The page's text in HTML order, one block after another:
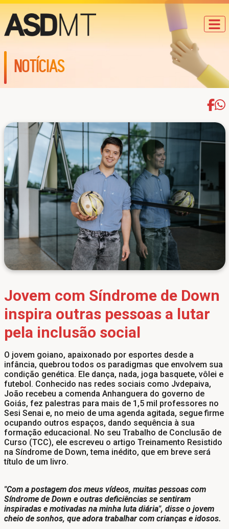
NOTÍCIAS
Jovem com Síndrome de Down
inspira outras pessoas a lutar
pela inclusão social
O jovem goiano, apaixonado por esportes desde a
infância, quebrou todos os paradigmas que envolvem sua
condição genética. Ele dança, nada, joga basquete, vôlei e
futebol. Conhecido nas redes sociais como Jvdepaiva,
João recebeu a comenda Anhanguera do governo de
Goiás, fez palestras para mais de 1,5 mil professores no
Sesi Senai e, no meio de uma agenda agitada, segue firme
ocupando outros espaços, dando sequência à sua
formação educacional. No seu Trabalho de Conclusão de
Curso (TCC), ele escreveu o artigo Treinamento Resistido
na Síndrome de Down, tema inédito, que em breve será
título de um livro.
"Com a postagem dos meus vídeos, muitas pessoas com
Síndrome de Down e outras deficiências se sentiram
inspiradas e motivadas na minha luta diária", disse o jovem
cheio de sonhos, que adora trabalhar com crianças e idosos.